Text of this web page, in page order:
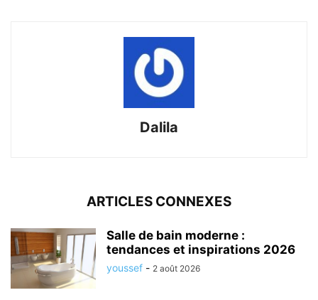
Dalila
ARTICLES CONNEXES
Salle de bain moderne :
tendances et inspirations 2026
youssef - 2 août 2026